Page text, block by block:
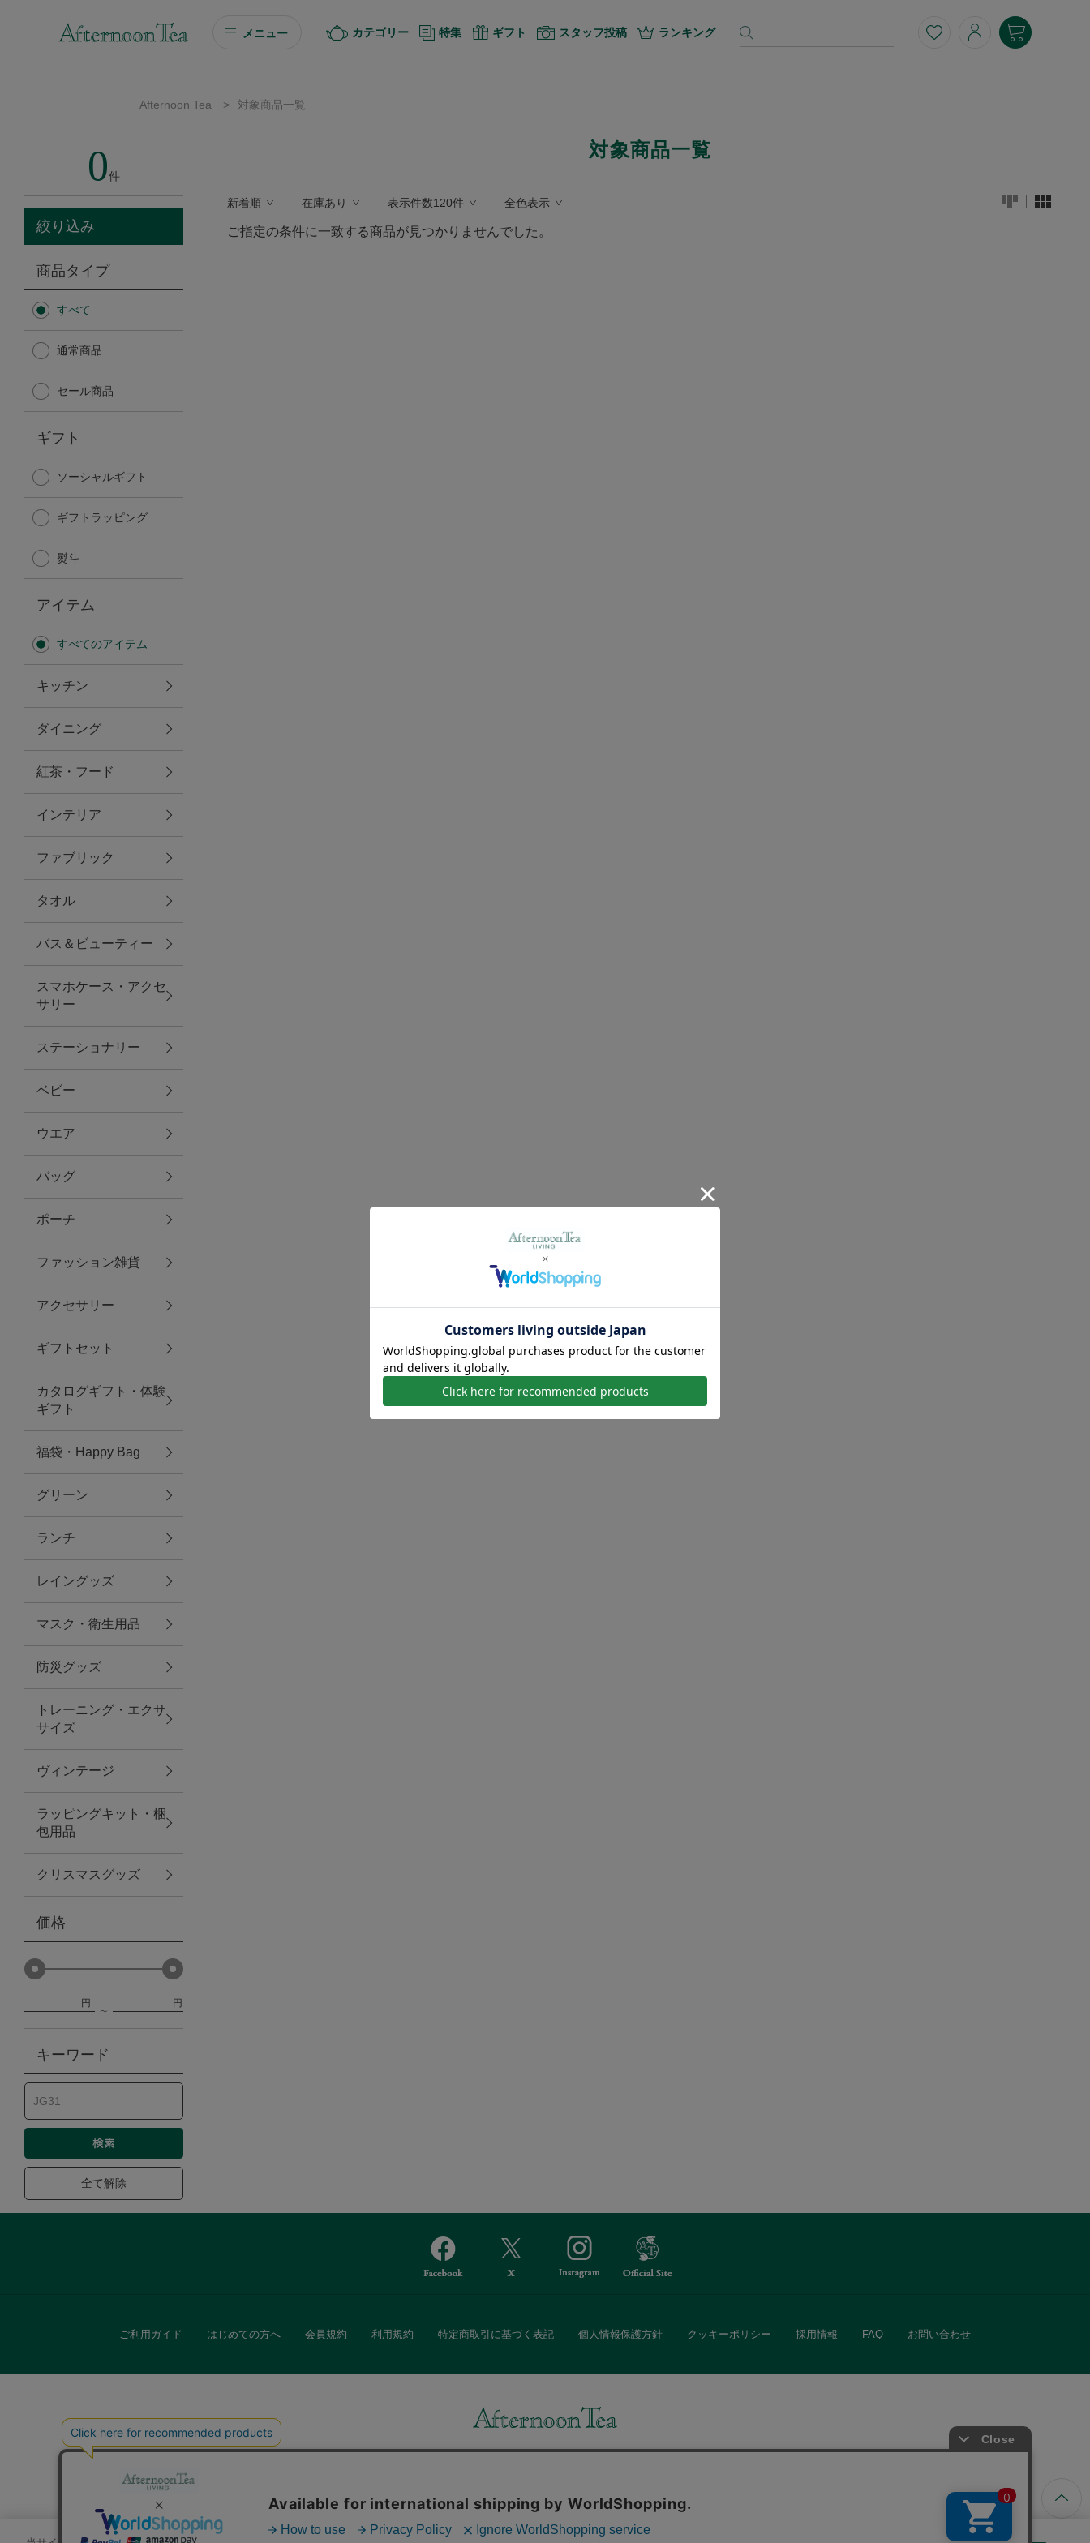
メニュー
ソーシャルギフト
カタログギフト
Afternoon Tea TEAROOM
Afternoon Tea TEAROOM
日傘
保冷バッグ
無重力シリーズ
トラベルグッズ
ランチ
バッグ
キッチン・ダイニング
ダイニング
キッチン
ファブリック
グリーン
バス＆ビューティー
バス＆ビューティー
タオル
ウエア＆バッグ
ウエア
レイングッズ
アクセサリー
ファッション雑貨
ファッショングッズ
スマホケース・アクセサリー
ポーチ
ステーショナリー
その他
紅茶・フード
防災グッズ・非常食
トレーニング
ヴィンテージ
カテゴリー 特集 ギフト スタッフ投稿 ランキング
Afternoon Tea > 対象商品一覧
0件
絞り込み
商品タイプ
すべて
通常商品
セール商品
ギフト
ソーシャルギフト
ギフトラッピング
熨斗
アイテム
すべてのアイテム
キッチン
ダイニング
紅茶・フード
インテリア
ファブリック
タオル
バス＆ビューティー
スマホケース・アクセ
サリー
ステーショナリー
ベビー
ウエア
バッグ
ポーチ
ファッション雑貨
アクセサリー
ギフトセット
カタログギフト・体験
ギフト
福袋・Happy Bag
グリーン
ランチ
レイングッズ
マスク・衛生用品
防災グッズ
トレーニング・エクサ
サイズ
ヴィンテージ
ラッピングキット・梱
包用品
クリスマスグッズ
価格
円 円
キーワード
全て解除
対象商品一覧
新着順 在庫あり 表示件数120件 全色表示
ご指定の条件に一致する商品が見つかりませんでした。
ご利用ガイド はじめての方へ 会員規約 利用規約 特定商取引に基づく表記 個人情報保護方針 クッキーポリシー 採用情報 FAQ お問い合わせ
また、ギフトセットなどギフトにぴったりの豊富な商品がラインナップ。
「ソーシャルギフト」サービスもご提供しています。